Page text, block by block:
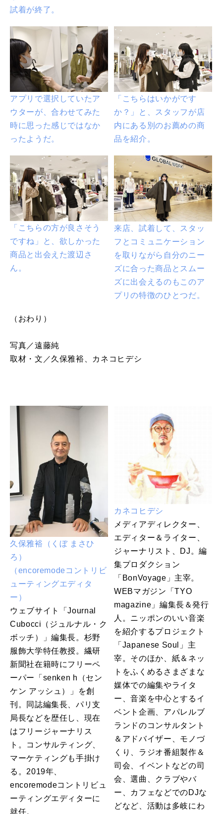
試着が終了。
アプリで選択していたア
ウターが、合わせてみた
時に思った感じではなか
ったようだ。
「こちらはいかがです
か？」と、スタッフが店
内にある別のお薦めの商
品を紹介。
「こちらの方が良さそう
ですね」と、欲しかった
商品と出会えた渡辺さ
ん。
来店、試着して、スタッ
フとコミュニケーション
を取りながら自分のニー
ズに合った商品とスムー
ズに出会えるのもこのア
プリの特徴のひとつだ。
（おわり）
写真／遠藤純
取材・文／久保雅裕、カネコヒデシ
久保雅裕（くぼ まさひ
ろ）
（encoremodeコントリビ
ューティングエディタ
ー）
ウェブサイト「Journal
Cubocci（ジュルナル・ク
ボッチ）」編集長。杉野
服飾大学特任教授。繊研
新聞社在籍時にフリーペ
ーパー「senken h（セン
ケン アッシュ）」を創
刊。同誌編集長、パリ支
局長などを歴任し、現在
はフリージャーナリス
ト。コンサルティング、
マーケティングも手掛け
る。2019年、
encoremodeコントリビュ
ーティングエディターに
就任。
カネコヒデシ
メディアディレクター、
エディター＆ライター、
ジャーナリスト、DJ。編
集プロダクション
「BonVoyage」主宰。
WEBマガジン「TYO
magazine」編集長＆発行
人。ニッポンのいい音楽
を紹介するプロジェクト
「Japanese Soul」主
宰。そのほか、紙＆ネッ
トをふくめるさまざまな
媒体での編集やライタ
ー、音楽を中心とするイ
ベント企画、アパレルブ
ランドのコンサルタント
＆アドバイザー、モノづ
くり、ラジオ番組製作＆
司会、イベントなどの司
会、選曲、クラブやバ
ー、カフェなどでのDJな
どなど、活動は多岐にわ